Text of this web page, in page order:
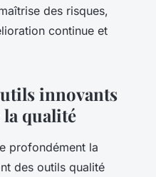
des risques,
continue et
innovants
qualité
profondément la
des outils qualité